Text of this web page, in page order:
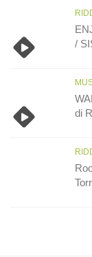
/
di